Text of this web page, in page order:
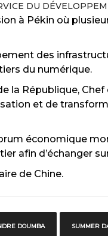
DU
à Pékin où
des
du numérique.
la République,
et de
économique
afin d’échanger
de Chine.
DOUMBA SUMMER